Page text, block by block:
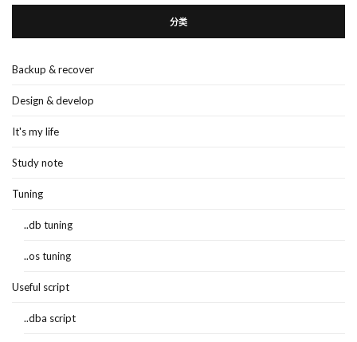
分类
Backup & recover
Design & develop
It's my life
Study note
Tuning
..db tuning
..os tuning
Useful script
..dba script